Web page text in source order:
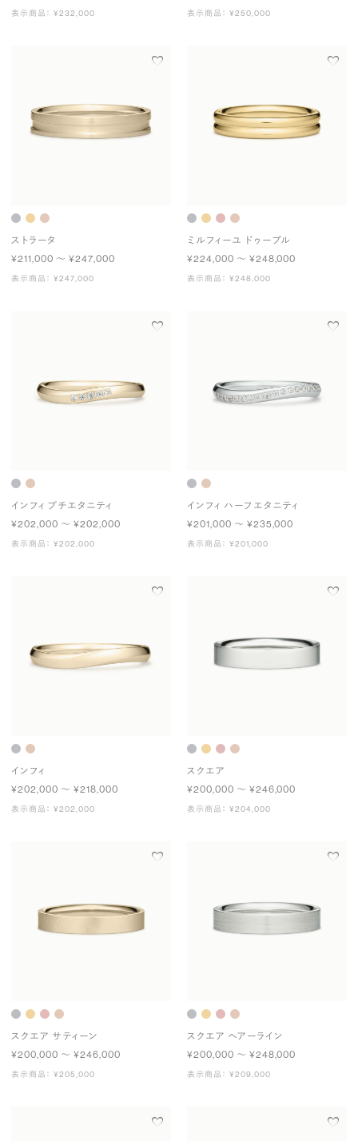
表示商品： ¥232,000 表示商品： ¥250,000
ストラータ
¥211,000 〜 ¥247,000
表示商品： ¥247,000
ミルフィーユ ドゥーブル
¥224,000 〜 ¥248,000
表示商品： ¥248,000
インフィ プチエタニティ
¥202,000 〜 ¥202,000
表示商品： ¥202,000
インフィ ハーフエタニティ
¥201,000 〜 ¥235,000
表示商品： ¥201,000
インフィ
¥202,000 〜 ¥218,000
表示商品： ¥202,000
スクエア
¥200,000 〜 ¥246,000
表示商品： ¥204,000
スクエア サティーン
¥200,000 〜 ¥246,000
表示商品： ¥205,000
スクエア ヘアーライン
¥200,000 〜 ¥248,000
表示商品： ¥209,000